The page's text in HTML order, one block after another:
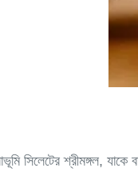
সিলেটের শ্রীমঙ্গল,